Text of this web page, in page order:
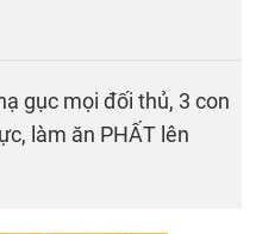
gục mọi đối thủ, 3 con
làm ăn PHẤT lên